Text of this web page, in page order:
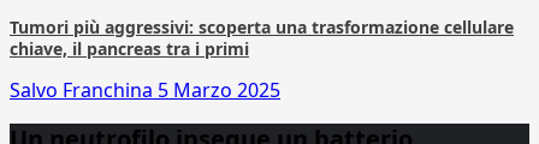
Tumori più aggressivi: scoperta una trasformazione cellulare
chiave, il pancreas tra i primi
Salvo Franchina 5 Marzo 2025